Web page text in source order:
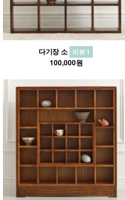
다기장 소 리뷰 1
100,000원